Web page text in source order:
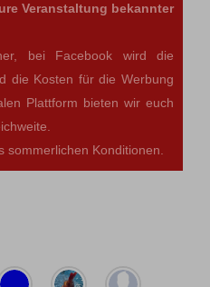
Veranstaltung bekannter
bei Facebook wird die
die Kosten für die Werbung
Plattform bieten wir euch
sommerlichen Konditionen.